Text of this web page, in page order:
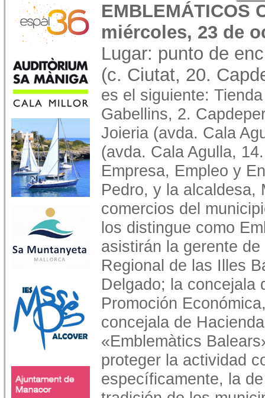
EMBLEMÁTICOS
miércoles, 23 de
Lugar: punto de
(c. Ciutat, 20.
es el siguiente:
Gabellins, 2.
Joieria (avda. Cala
(avda. Cala Agulla,
Empresa, Empleo y
Pedro, y la alcaldesa,
comercios del
los distingue como
asistirán la gerente
Regional de las Illes
Delgado; la concejala
Promoción
concejala de
«Emblemàtics
proteger la actividad
específicamente, la